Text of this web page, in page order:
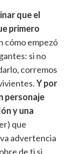
que el
primero
cómo empezó
si no
corremos
Y por
personaje
y una
que
advertencia
de ti si